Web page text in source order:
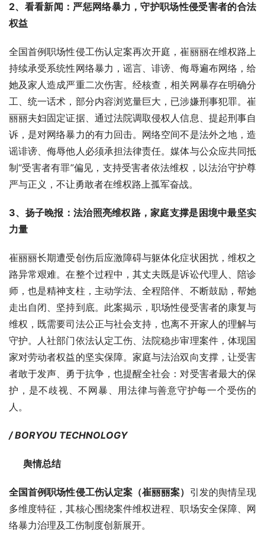
2、看看新闻：严惩网络暴力，守护职场性侵受害者的合法
权益
全国首例职场性侵工伤认定案再次开庭，崔丽丽在维权路上
持续承受系统性网络暴力，谣言、诽谤、侮辱遍布网络，给
她及家人造成严重二次伤害。经核查，相关网暴存在明确分
工、统一话术，部分内容浏览量巨大，已涉嫌刑事犯罪。崔
丽丽夫妇固定证据、通过法院调取侵权人信息、提起刑事自
诉，是对网络暴力的有力回击。网络空间不是法外之地，造
谣诽谤、侮辱他人必须承担法律责任。媒体与公众应共同抵
制“受害者有罪”偏见，支持受害者依法维权，以法治守护尊
严与正义，不让勇敢者在维权路上孤军奋战。
3、扬子晚报：法治照亮维权路，家庭支撑是困境中最坚实
力量
崔丽丽长期遭受创伤后应激障碍与躯体化症状困扰，维权之
路异常艰难。在整个过程中，其丈夫既是诉讼代理人、陪诊
师，也是精神支柱，主动学法、全程陪伴、不断鼓励，帮她
走出自闭、坚持到底。此案揭示，职场性侵受害者的康复与
维权，既需要司法公正与社会支持，也离不开家人的理解与
守护。人社部门依法认定工伤、法院稳步审理案件，体现国
家对劳动者权益的坚实保障。家庭与法治双向支撑，让受害
者敢于发声、勇于抗争，也提醒全社会：对受害者最大的保
护，是不歧视、不网暴、用法律与善意守护每一个受伤的
人。
/ BORYOU TECHNOLOGY
舆情总结
全国首例职场性侵工伤认定案（崔丽丽案） 引发的舆情呈现
多维度特征，其核心围绕案件维权进程、职场安全保障、网
络暴力治理及工伤制度创新展开。